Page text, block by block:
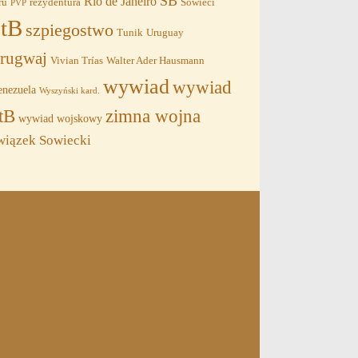
PVP
szpiegostwo Tunik Uruguay
Vivian Trías Walter Ader Hausmann
Wyszyński kard. wywiadwywiad
wywiad wojskowy zimna wojna
Sowiecki